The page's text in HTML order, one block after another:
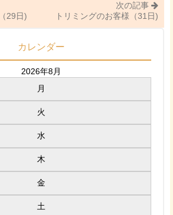
29日)
次の記事
トリミングのお客様（31日)
カレンダー
2026年8月
月
火
水
木
金
土